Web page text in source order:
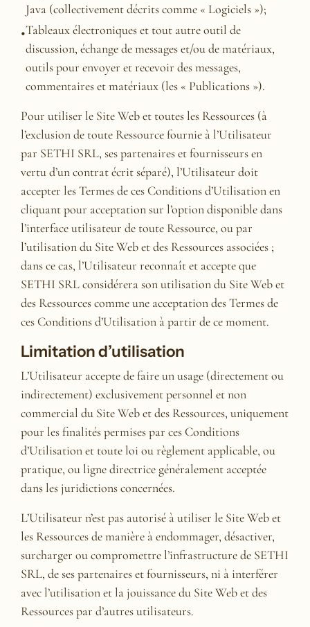
Java (collectivement décrits comme « Logiciels »);
Tableaux électroniques et tout autre outil de
discussion, échange de messages et/ou de matériaux,
outils pour envoyer et recevoir des messages,
commentaires et matériaux (les « Publications »).
Pour utiliser le Site Web et toutes les Ressources (à
l’exclusion de toute Ressource fournie à l’Utilisateur
par SETHI SRL, ses partenaires et fournisseurs en
vertu d’un contrat écrit séparé), l’Utilisateur doit
accepter les Termes de ces Conditions d’Utilisation en
cliquant pour acceptation sur l’option disponible dans
l’interface utilisateur de toute Ressource, ou par
l’utilisation du Site Web et des Ressources associées ;
dans ce cas, l’Utilisateur reconnaît et accepte que
SETHI SRL considérera son utilisation du Site Web et
des Ressources comme une acceptation des Termes de
ces Conditions d’Utilisation à partir de ce moment.
Limitation d’utilisation
L’Utilisateur accepte de faire un usage (directement ou
indirectement) exclusivement personnel et non
commercial du Site Web et des Ressources, uniquement
pour les finalités permises par ces Conditions
d’Utilisation et toute loi ou règlement applicable, ou
pratique, ou ligne directrice généralement acceptée
dans les juridictions concernées.
L’Utilisateur n’est pas autorisé à utiliser le Site Web et
les Ressources de manière à endommager, désactiver,
surcharger ou compromettre l’infrastructure de SETHI
SRL, de ses partenaires et fournisseurs, ni à interférer
avec l’utilisation et la jouissance du Site Web et des
Ressources par d’autres utilisateurs.